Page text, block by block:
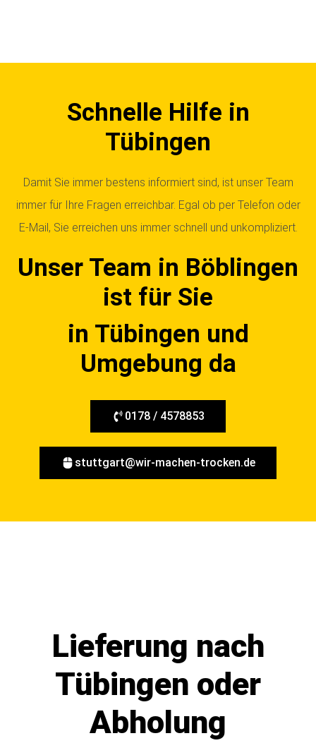
Schnelle Hilfe in
Tübingen
Damit Sie immer bestens informiert sind, ist unser Team
immer für Ihre Fragen erreichbar. Egal ob per Telefon oder
E-Mail, Sie erreichen uns immer schnell und unkompliziert.
Unser Team in Böblingen
ist für Sie
in Tübingen und
Umgebung da
0178 / 4578853
stuttgart@wir-machen-trocken.de
Lieferung nach
Tübingen oder
Abholung